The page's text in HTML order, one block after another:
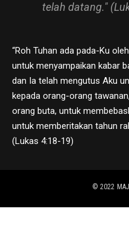
telah datang."
“Roh Tuhan ada pada-Ku
untuk menyampaikan kabar
dan Ia telah mengutus Aku
kepada orang-orang
orang buta, untuk
untuk memberitakan tahun
(Lukas 4:18-19)
© 2022